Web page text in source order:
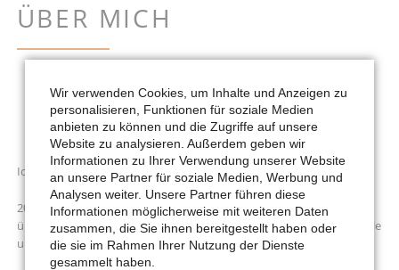
ÜBER MICH
Ich bin Sonja Peix, geboren 1983 im beschaulichen Helmstedt.
2020 habe ich eine Neuorientierung gewagt. Von meiner
überwiegend wissenschaftlich geprägten Welt bin ich in die spirituelle
und energetische Welt eingetaucht.
Wir verwenden Cookies, um Inhalte und Anzeigen zu
personalisieren, Funktionen für soziale Medien
anbieten zu können und die Zugriffe auf unsere
Website zu analysieren. Außerdem geben wir
Informationen zu Ihrer Verwendung unserer Website
an unsere Partner für soziale Medien, Werbung und
Analysen weiter. Unsere Partner führen diese
Informationen möglicherweise mit weiteren Daten
zusammen, die Sie ihnen bereitgestellt haben oder
die sie im Rahmen Ihrer Nutzung der Dienste
gesammelt haben.